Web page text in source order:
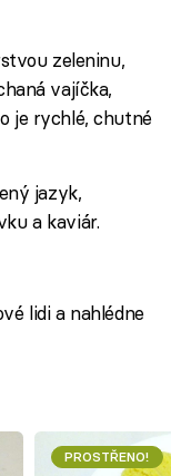
zeleninu,
vajíčka,
je rychlé, chutné
jazyk,
a kaviár.
lidi a nahlédne
PROSTŘENO!